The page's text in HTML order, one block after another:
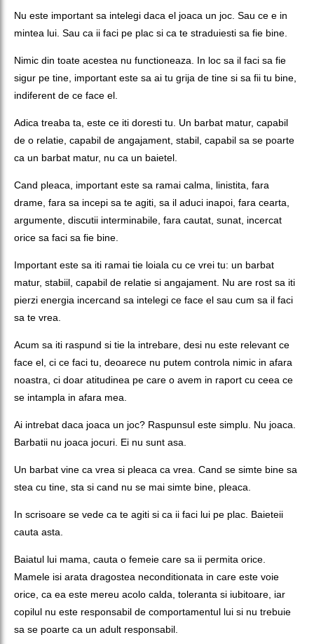
Nu este important sa intelegi daca el joaca un joc. Sau ce e in
mintea lui. Sau ca ii faci pe plac si ca te straduiesti sa fie bine.
Nimic din toate acestea nu functioneaza. In loc sa il faci sa fie
sigur pe tine, important este sa ai tu grija de tine si sa fii tu bine,
indiferent de ce face el.
Adica treaba ta, este ce iti doresti tu. Un barbat matur, capabil
de o relatie, capabil de angajament, stabil, capabil sa se poarte
ca un barbat matur, nu ca un baietel.
Cand pleaca, important este sa ramai calma, linistita, fara
drame, fara sa incepi sa te agiti, sa il aduci inapoi, fara cearta,
argumente, discutii interminabile, fara cautat, sunat, incercat
orice sa faci sa fie bine.
Important este sa iti ramai tie loiala cu ce vrei tu: un barbat
matur, stabiil, capabil de relatie si angajament. Nu are rost sa iti
pierzi energia incercand sa intelegi ce face el sau cum sa il faci
sa te vrea.
Acum sa iti raspund si tie la intrebare, desi nu este relevant ce
face el, ci ce faci tu, deoarece nu putem controla nimic in afara
noastra, ci doar atitudinea pe care o avem in raport cu ceea ce
se intampla in afara mea.
Ai intrebat daca joaca un joc? Raspunsul este simplu. Nu joaca.
Barbatii nu joaca jocuri. Ei nu sunt asa.
Un barbat vine ca vrea si pleaca ca vrea. Cand se simte bine sa
stea cu tine, sta si cand nu se mai simte bine, pleaca.
In scrisoare se vede ca te agiti si ca ii faci lui pe plac. Baieteii
cauta asta.
Baiatul lui mama, cauta o femeie care sa ii permita orice.
Mamele isi arata dragostea neconditionata in care este voie
orice, ca ea este mereu acolo calda, toleranta si iubitoare, iar
copilul nu este responsabil de comportamentul lui si nu trebuie
sa se poarte ca un adult responsabil.